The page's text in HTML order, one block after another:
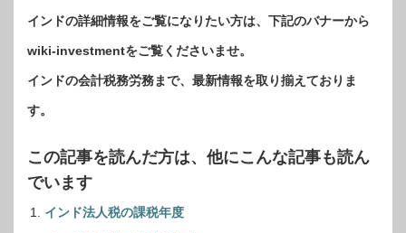
インドの詳細情報をご覧になりたい方は、下記のバナーから
wiki-investmentをご覧くださいませ。
インドの会計税務労務まで、最新情報を取り揃えておりま
す。
この記事を読んだ方は、他にこんな記事も読ん
でいます
インド法人税の課税年度